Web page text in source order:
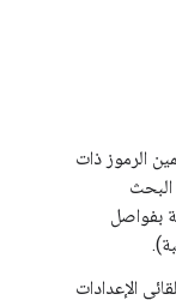
الرموز ذات
بفواصل
الإعدادات